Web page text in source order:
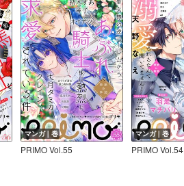
マンガ｜巻
PRIMO Vol.55
マンガ｜巻
PRIMO Vol.54